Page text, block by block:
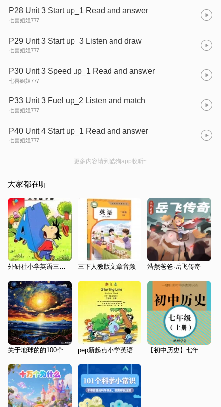
P28 Unit 3 Start up_1 Read and answer
七喜姐姐777
P29 Unit 3 Start up_3 Listen and draw
七喜姐姐777
P30 Unit 3 Speed up_1 Read and answer
七喜姐姐777
P33 Unit 3 Fuel up_2 Listen and match
七喜姐姐777
P40 Unit 4 Start up_1 Read and answer
七喜姐姐777
更多内容请到酷狗app收听~
大家都在听
外研社小学英语三起点三下2016 三下人教版文章音频 浩然爸爸·岳飞传奇
pep新起点小学英语三年级上册 【初中历史】七年级（上册）|初一历史|中考历史